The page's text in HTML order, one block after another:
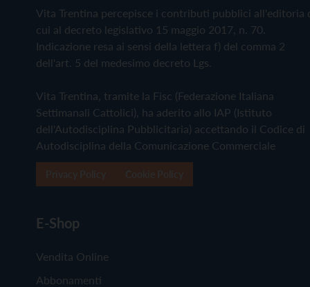
Vita Trentina percepisce i contributi pubblici all'editoria
cui al decreto legislativo 15 maggio 2017, n. 70.
Indicazione resa ai sensi della lettera f) del comma 2
dell'art. 5 del medesimo decreto Lgs.
Vita Trentina, tramite la Fisc (Federazione Italiana
Settimanali Cattolici), ha aderito allo IAP (Istituto
dell'Autodisciplina Pubblicitaria) accettando il Codice di
Autodisciplina della Comunicazione Commerciale
E-Shop
Vendita Online
Abbonamenti